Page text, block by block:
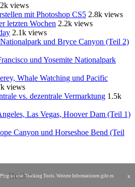
views
mit Photoshop CS5 2.8k views
letzten Wochen 2.2k views
2.1k views
und Bryce Canyon (Teil 2)
und Yosemite Nationalpark
Whale Watching und Pacific
views
vs. dezentrale Vermarktung 1.5k
Las Vegas, Hoover Dam (Teil 1)
Canyon und Horseshoe Bend (Teil
Hoch ↑
und Tracking Tools. Weitere Informationen gibt es x